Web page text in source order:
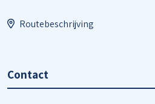
Routebeschrijving
Contact